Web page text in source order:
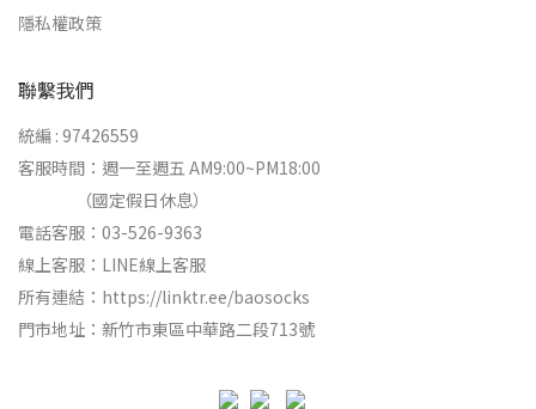
隱私權政策
聯繫我們
統編 : 97426559
客服時間：週一至週五 AM9:00~PM18:00
（國定假日休息）
電話客服：03-526-9363
線上客服： LINE線上客服
所有連結： https://linktr.ee/baosocks
門市地址：新竹市東區中華路二段713號